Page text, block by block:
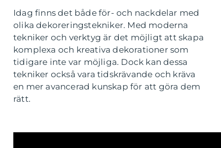
Idag finns det både för- och nackdelar med
olika dekoreringstekniker. Med moderna
tekniker och verktyg är det möjligt att skapa
komplexa och kreativa dekorationer som
tidigare inte var möjliga. Dock kan dessa
tekniker också vara tidskrävande och kräva
en mer avancerad kunskap för att göra dem
rätt.